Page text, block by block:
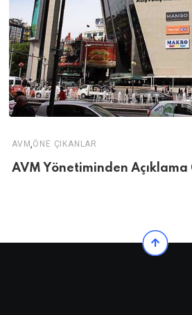
AVM,ÖNE ÇIKANLAR
AVM Yönetiminden Açıklama